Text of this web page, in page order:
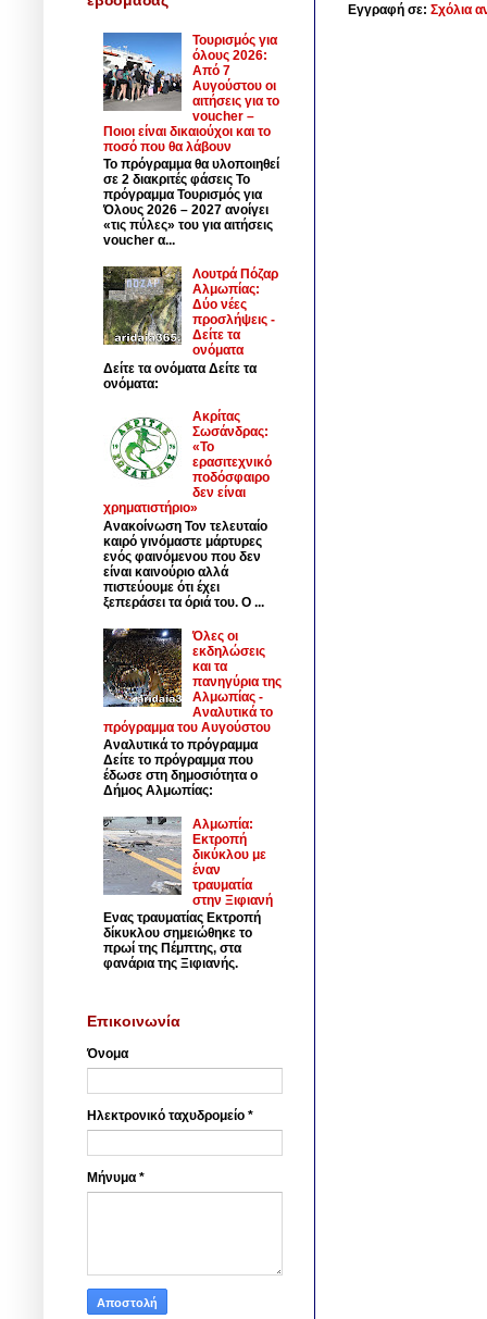
Εγγραφή σε: Σχόλια
Τουρισμός για
όλους 2026:
Από 7
Αυγούστου οι
αιτήσεις για το
voucher –
Ποιοι είναι δικαιούχοι και το
ποσό που θα λάβουν
Το πρόγραμμα θα υλοποιηθεί
σε 2 διακριτές φάσεις Το
πρόγραμμα Τουρισμός για
Όλους 2026 – 2027 ανοίγει
«τις πύλες» του για αιτήσεις
voucher α...
Λουτρά Πόζαρ
Αλμωπίας:
Δύο νέες
προσλήψεις -
Δείτε τα
ονόματα
Δείτε τα ονόματα Δείτε τα
ονόματα:
Ακρίτας
Σωσάνδρας:
«Το
ερασιτεχνικό
ποδόσφαιρο
δεν είναι
χρηματιστήριο»
Ανακοίνωση Τον τελευταίο
καιρό γινόμαστε μάρτυρες
ενός φαινόμενου που δεν
είναι καινούριο αλλά
πιστεύουμε ότι έχει
ξεπεράσει τα όριά του. Ο ...
Όλες οι
εκδηλώσεις
και τα
πανηγύρια της
Αλμωπίας -
Αναλυτικά το
πρόγραμμα του Αυγούστου
Αναλυτικά το πρόγραμμα
Δείτε το πρόγραμμα που
έδωσε στη δημοσιότητα ο
Δήμος Αλμωπίας:
Αλμωπία:
Εκτροπή
δικύκλου με
έναν
τραυματία
στην Ξιφιανή
Ενας τραυματίας Εκτροπή
δίκυκλου σημειώθηκε το
πρωί της Πέμπτης, στα
φανάρια της Ξιφιανής.
Επικοινωνία
Όνομα
Ηλεκτρονικό ταχυδρομείο *
Μήνυμα *